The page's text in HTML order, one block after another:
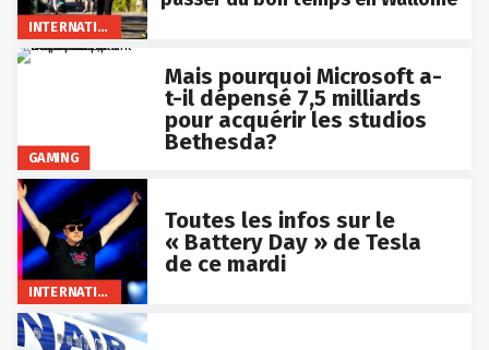
INTERNATIONAL
GAMING
Mais pourquoi Microsoft a-
t-il dépensé 7,5 milliards
pour acquérir les studios
Bethesda?
INTERNATIONAL
Toutes les infos sur le
« Battery Day » de Tesla
de ce mardi